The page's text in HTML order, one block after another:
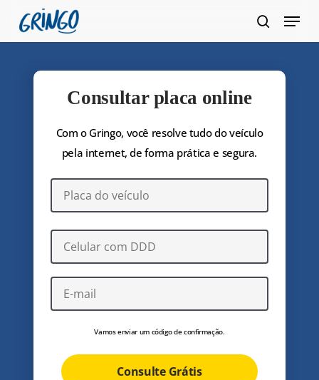
Pular
para
conteúdo
Menu
Consultar placa online
Com o Gringo, você resolve tudo do veículo
pela internet, de forma prática e segura.
Vamos enviar um código de confirmação.
Consulte Grátis